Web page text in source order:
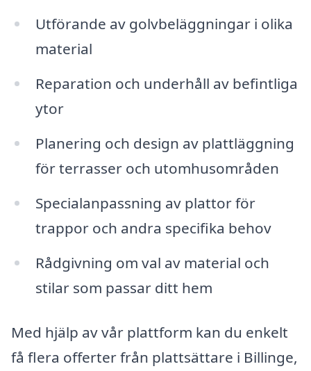
Utförande av golvbeläggningar i olika
material
Reparation och underhåll av befintliga
ytor
Planering och design av plattläggning
för terrasser och utomhusområden
Specialanpassning av plattor för
trappor och andra specifika behov
Rådgivning om val av material och
stilar som passar ditt hem
Med hjälp av vår plattform kan du enkelt
få flera offerter från plattsättare i Billinge,